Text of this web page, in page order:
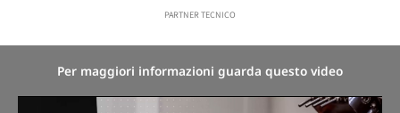
PARTNER TECNICO
Per maggiori informazioni guarda questo video